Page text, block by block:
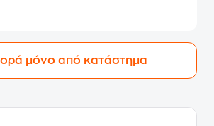
μόνο από κατάστημα